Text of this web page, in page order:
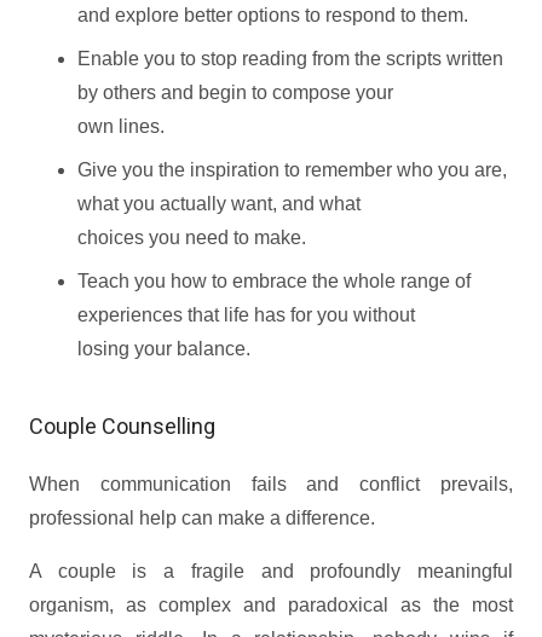
and explore better options to respond to them.
Enable you to stop reading from the scripts written
by others and begin to compose your
own lines.
Give you the inspiration to remember who you are,
what you actually want, and what
choices you need to make.
Teach you how to embrace the whole range of
experiences that life has for you without
losing your balance.
Couple Counselling
When communication fails and conflict prevails,
professional help can make a difference.
A couple is a fragile and profoundly meaningful
organism, as complex and paradoxical as the most